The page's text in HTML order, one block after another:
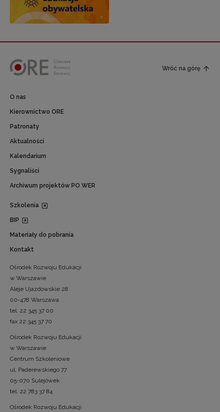
Wróć na górę
O nas
Kierownictwo ORE
Patronaty
Aktualności
Kalendarium
Sygnaliści
Archiwum projektów PO WER
Szkolenia
BIP
Materiały do pobrania
Kontakt
Ośrodek Rozwoju Edukacji
w Warszawie
Aleje Ujazdowskie 28
00-478 Warszawa
tel. 22 345 37 00
fax 22 345 37 70
Ośrodek Rozwoju Edukacji
w Warszawie
Centrum Szkoleniowe
ul. Paderewskiego 77
05-070 Sulejówek
tel. 22 783 37 84
Ośrodek Rozwoju Edukacji